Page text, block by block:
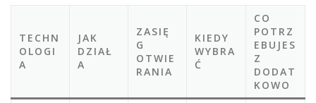
TECHN
OLOGI
A
JAK
DZIAŁ
A
ZASIĘ
G
OTWIE
RANIA
KIEDY
WYBRA
Ć
CO
POTRZ
EBUJES
Z
DODAT
KOWO